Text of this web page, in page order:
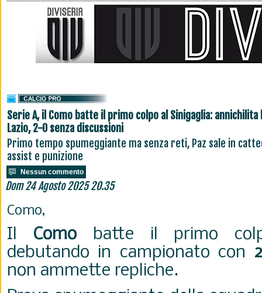
Serie A, il Como batte il primo colpo al Sinigaglia: annichilita
Lazio, 2-0 senza discussioni
Primo tempo spumeggiante ma senza reti, Paz sale in
assist e punizione
Nessun commento
Dom 24 Agosto 2025 20.35
Como,
Il Comobatte il primo
debutando in campionato con
non ammette repliche.